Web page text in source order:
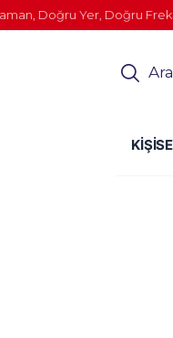
Doğru Yer, Doğru Frekans